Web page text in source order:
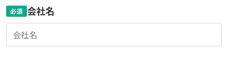
必須 会社名